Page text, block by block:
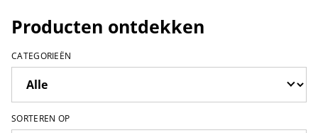
Producten ontdekken
CATEGORIEËN
SORTEREN OP